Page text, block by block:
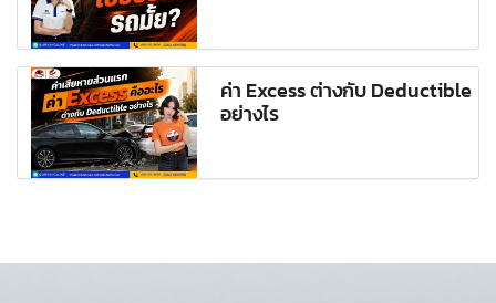
ค่า Excess ต่างกับ Deductible
อย่างไร